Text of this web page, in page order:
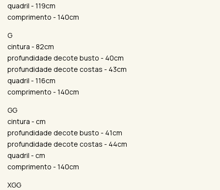
quadril - 119cm
comprimento - 140cm
G
cintura - 82cm
profundidade decote busto - 40cm
profundidade decote costas - 43cm
quadril - 116cm
comprimento - 140cm
GG
cintura - cm
profundidade decote busto - 41cm
profundidade decote costas - 44cm
quadril - cm
comprimento - 140cm
XGG